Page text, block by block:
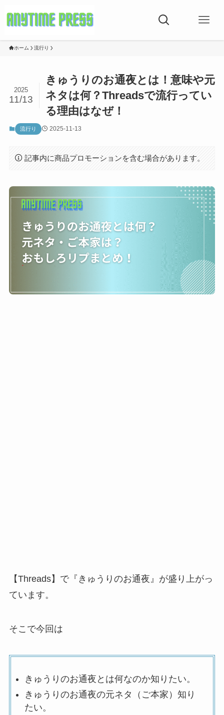
ホーム 流行り
きゅうりのお通夜とは！意味や元
ネタは何？Threadsで流行ってい
る理由はなぜ！
2025
11/13
流行り 2025-11-13
記事内に商品プロモーションを含む場合があります。
【Threads】で『きゅうりのお通夜』が盛り上がっ
ています。
そこで今回は
きゅうりのお通夜とは何なのか知りたい。
きゅうりのお通夜の元ネタ（ご本家）知り
たい。